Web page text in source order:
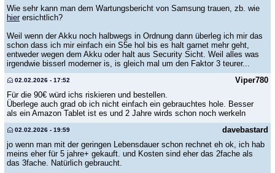
Wie sehr kann man dem Wartungsbericht von Samsung trauen, zb. wie
hier ersichtlich?
Weil wenn der Akku noch halbwegs in Ordnung dann überleg ich mir das
schon dass ich mir einfach ein S5e hol bis es halt garnet mehr geht,
entweder wegen dem Akku oder halt aus Security Sicht. Weil alles was
irgendwie bisserl moderner is, is gleich mal um den Faktor 3 teurer...
Viper780
02.02.2026 - 17:52
Für die 90€ würd ichs riskieren und bestellen.
Überlege auch grad ob ich nicht einfach ein gebrauchtes hole. Besser
als ein Amazon Tablet ist es und 2 Jahre wirds schon noch werkeln
davebastard
02.02.2026 - 19:59
jo wenn man mit der geringen Lebensdauer schon rechnet eh ok, ich hab
meins eher für 5 jahre+ gekauft. und Kosten sind eher das 2fache als
das 3fache. Natürlich gebraucht.